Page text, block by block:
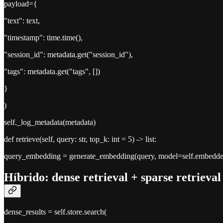
payload={
"text": text,
"timestamp": time.time(),
"session_id": metadata.get("session_id"),
"tags": metadata.get("tags", [])
}
)
self._log_metadata(metadata)
def retrieve(self, query: str, top_k: int = 5) -> list:
query_embedding = generate_embedding(query,
Híbrido: dense retrieval + sparse retrieval
dense_results = self.store.search(